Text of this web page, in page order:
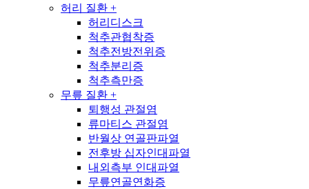
허리 질환 +
허리디스크
척추관협착증
척추전방전위증
척추분리증
척추측만증
무릎 질환 +
퇴행성 관절염
류마티스 관절염
반월상 연골판파열
전후방 십자인대파열
내외측부 인대파열
무릎연골연화증